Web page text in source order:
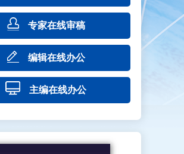
专家在线审稿
编辑在线办公
主编在线办公